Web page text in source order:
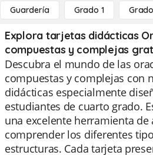
Guardería Grado 1
Explora tarjetas didácticas
compuestas y complejas
Descubra el mundo de las
compuestas y complejas con
didácticas especialmente
estudiantes de cuarto grado.
una excelente herramienta de
comprender los diferentes
estructuras. Cada tarjeta